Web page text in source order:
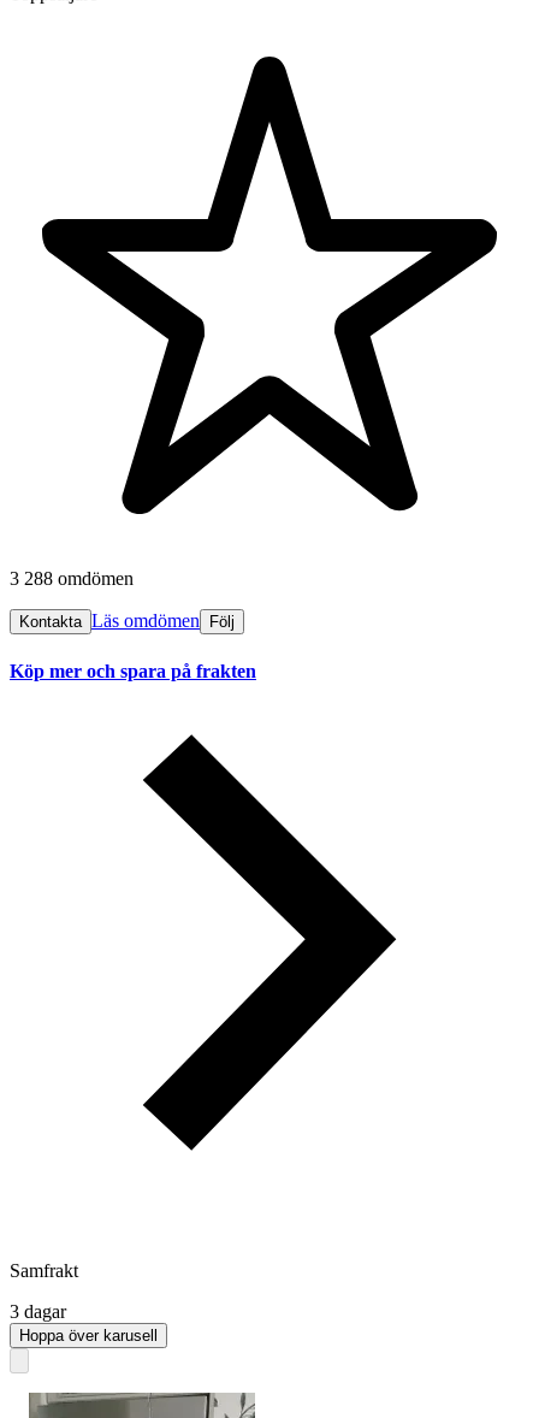
3 288 omdömen
Kontakta Läs omdömen Följ
Köp mer och spara på frakten
Samfrakt
3 dagar
Hoppa över karusell